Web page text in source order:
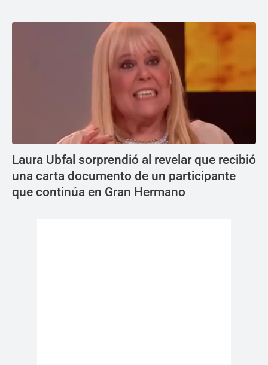
Laura Ubfal sorprendió al revelar que recibió
una carta documento de un participante
que continúa en Gran Hermano